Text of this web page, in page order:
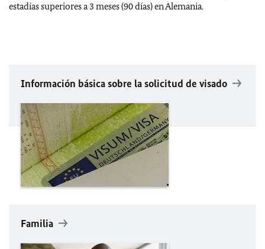
estadías superiores a 3 meses (90 días) en Alemania.
Información básica sobre la solicitud de visado
Familia